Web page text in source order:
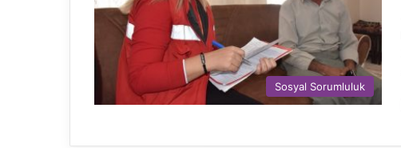
Sosyal Sorumluluk